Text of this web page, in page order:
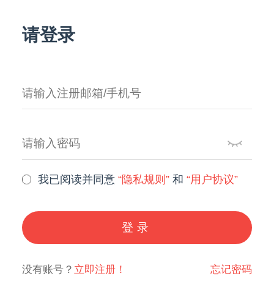
请登录
我已阅读并同意“隐私规则” 和“用户协议”
登录
没有账号？ 立即注册！ 忘记密码